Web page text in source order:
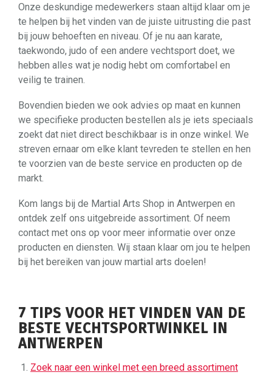
Onze deskundige medewerkers staan altijd klaar om je
te helpen bij het vinden van de juiste uitrusting die past
bij jouw behoeften en niveau. Of je nu aan karate,
taekwondo, judo of een andere vechtsport doet, we
hebben alles wat je nodig hebt om comfortabel en
veilig te trainen.
Bovendien bieden we ook advies op maat en kunnen
we specifieke producten bestellen als je iets speciaals
zoekt dat niet direct beschikbaar is in onze winkel. We
streven ernaar om elke klant tevreden te stellen en hen
te voorzien van de beste service en producten op de
markt.
Kom langs bij de Martial Arts Shop in Antwerpen en
ontdek zelf ons uitgebreide assortiment. Of neem
contact met ons op voor meer informatie over onze
producten en diensten. Wij staan klaar om jou te helpen
bij het bereiken van jouw martial arts doelen!
7 TIPS VOOR HET VINDEN VAN DE
BESTE VECHTSPORTWINKEL IN
ANTWERPEN
Zoek naar een winkel met een breed assortiment